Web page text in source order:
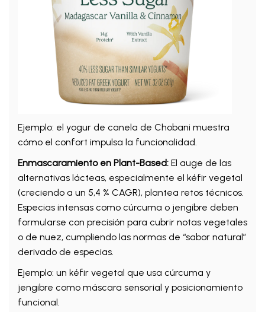
Ejemplo: el yogur de canela de Chobani muestra
cómo el confort impulsa la funcionalidad.
Enmascaramiento en Plant-Based: El auge de las
alternativas lácteas, especialmente el kéfir vegetal
(creciendo a un 5,4 % CAGR), plantea retos técnicos.
Especias intensas como cúrcuma o jengibre deben
formularse con precisión para cubrir notas vegetales
o de nuez, cumpliendo las normas de “sabor natural”
derivado de especias.
Ejemplo: un kéfir vegetal que usa cúrcuma y
jengibre como máscara sensorial y posicionamiento
funcional.